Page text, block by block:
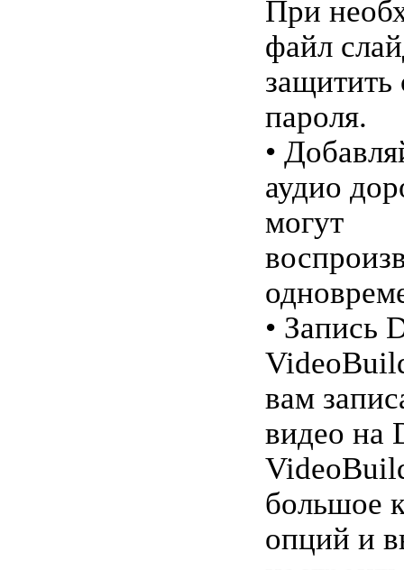
При
файл
пароля.
•
аудио
могут
• Запись
вам
видео на
большое
опций и